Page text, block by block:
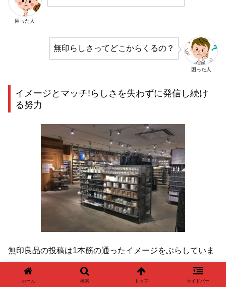
困った人
困った人
無印らしさってどこからくるの？
イメージとマッチ!らしさを失わずに発信し続け
る努力
無印良品の投稿は1本筋の通ったイメージをぶらしていま
せん。
ホーム 検索 トップ サイドバー